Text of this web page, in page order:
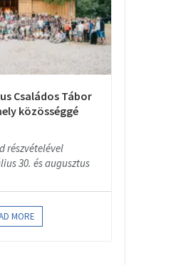
Családos Tábor
közösséggé
részvételével
30. és augusztus
MORE